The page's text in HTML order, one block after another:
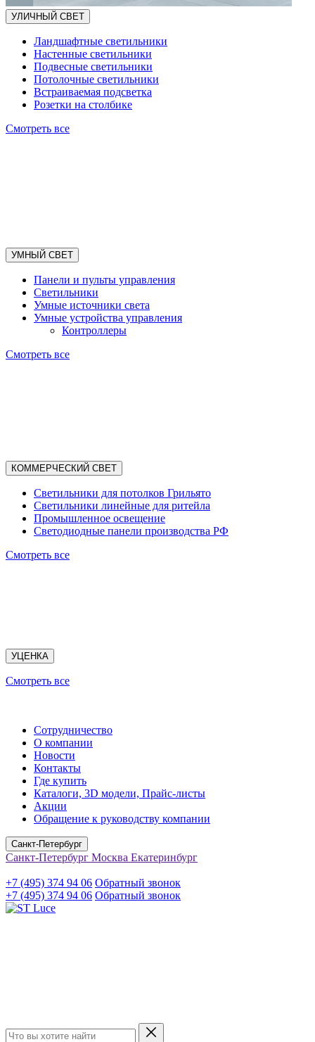
УЛИЧНЫЙ СВЕТ
Ландшафтные светильники
Настенные светильники
Подвесные светильники
Потолочные светильники
Встраиваемая подсветка
Розетки на столбике
Смотреть все
УМНЫЙ СВЕТ
Панели и пульты управления
Светильники
Умные источники света
Умные устройства управления
Контроллеры
Смотреть все
КОММЕРЧЕСКИЙ СВЕТ
Светильники для потолков Грильято
Светильники линейные для ритейла
Промышленное освещение
Светодиодные панели производства РФ
Смотреть все
УЦЕНКА
Смотреть все
Сотрудничество
О компании
Новости
Контакты
Где купить
Каталоги, 3D модели, Прайс-листы
Акции
Обращение к руководству компании
Санкт-Петербург
Санкт-Петербург Москва Екатеринбург
+7 (495) 374 94 06 Обратный звонок
+7 (495) 374 94 06 Обратный звонок